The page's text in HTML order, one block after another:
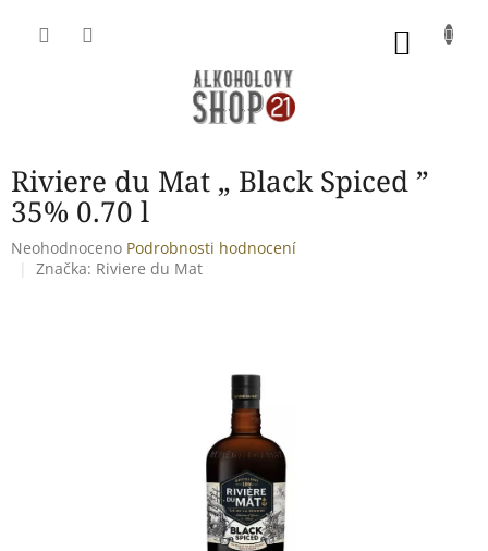
Riviere du Mat „ Black Spiced ”
35% 0.70 l
Průměrné
hodnocení
Neohodnoceno Podrobnosti hodnocení
Značka: Riviere du Mat